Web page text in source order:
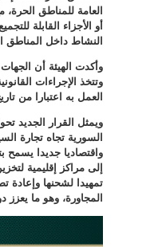
العامة للمناطق الحرة،
أو الأجزاء القابلة
النشاط داخل المناطق
وأكدت الهيئة أن الجهات
وتتخذ الإجراءات
العمل به اعتبارا من
ويمثل القرار الجديد
السورية تجاه تجارة
واقتصاديا جديدا يسمح
إلى مراكز إقليمية
تمهيدا لشحنها وإعادة
المجاورة، وهو ما